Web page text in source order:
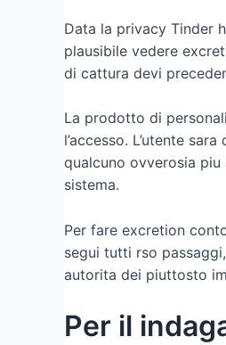
Data la privacy Tinder
plausibile vedere
di cattura devi
La prodotto di
l’accesso. L’utente
qualcuno ovverosia
sistema.
Per fare excretion
segui tutti rso
autorita dei piuttosto
Per il